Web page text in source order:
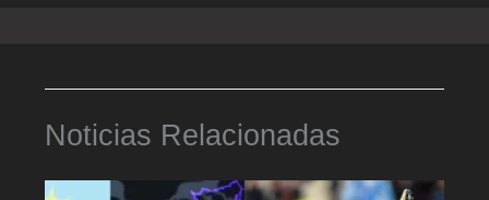
Noticias Relacionadas